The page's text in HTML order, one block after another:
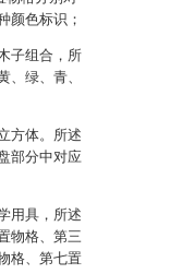
颜色标识；
子组合，所
、绿、青、
方体。所述
部分中对应
用具，所述
物格、第三
格、第七置